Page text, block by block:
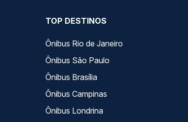
TOP DESTINOS
Ônibus Rio de Janeiro
Ônibus São Paulo
Ônibus Brasília
Ônibus Campinas
Ônibus Londrina